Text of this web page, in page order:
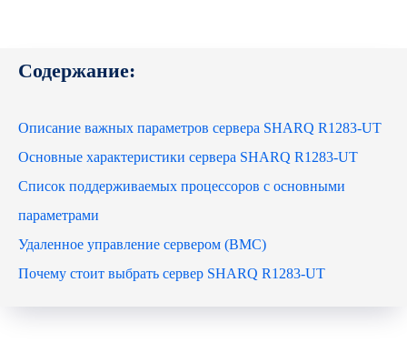
Содержание:
Описание важных параметров сервера SHARQ R1283-UT
Основные характеристики сервера SHARQ R1283-UT
Список поддерживаемых процессоров с основными
параметрами
Удаленное управление сервером (BMC)
Почему стоит выбрать сервер SHARQ R1283-UT